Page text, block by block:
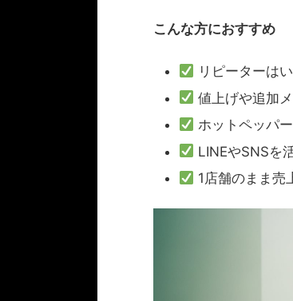
こんな方におすすめ
リピーターは
値上げや追加
ホットペッパ
LINEやSNSを
1店舗のまま売